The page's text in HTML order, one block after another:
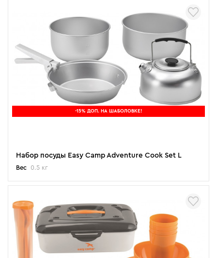
-15% ДОП. НА ШАБОЛОВКЕ!
Набор посуды Easy Camp Adventure Cook Set L
Вес 0.5 кг